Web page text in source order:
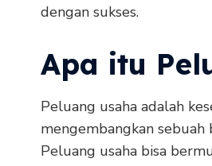
dengan sukses.
Apa itu
Peluang usaha adalah
mengembangkan sebuah
Peluang usaha bisa